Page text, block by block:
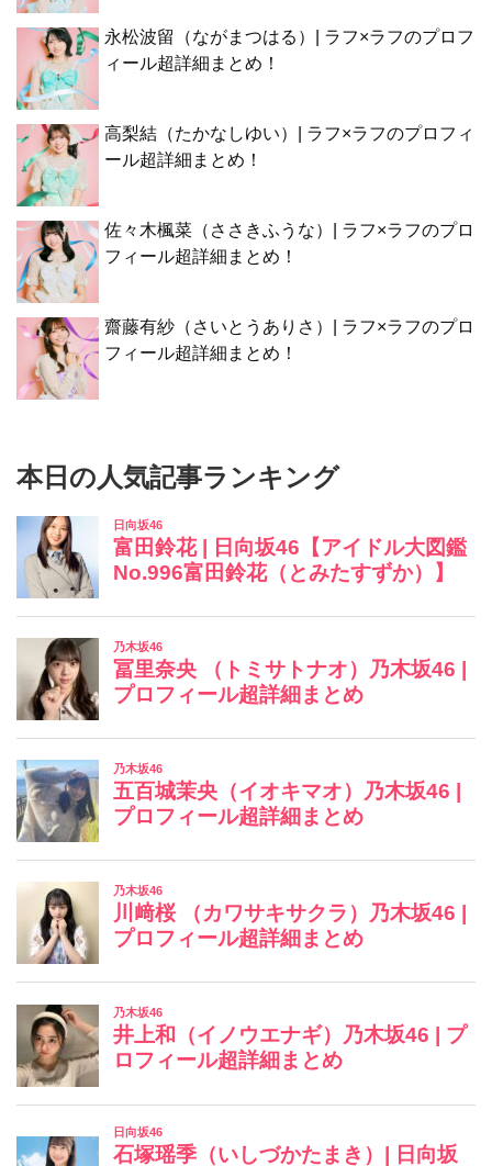
永松波留（ながまつはる）| ラフ×ラフのプロフ
ィール超詳細まとめ！
高梨結（たかなしゆい）| ラフ×ラフのプロフィ
ール超詳細まとめ！
佐々木楓菜（ささきふうな）| ラフ×ラフのプロ
フィール超詳細まとめ！
齋藤有紗（さいとうありさ）| ラフ×ラフのプロ
フィール超詳細まとめ！
本日の人気記事ランキング